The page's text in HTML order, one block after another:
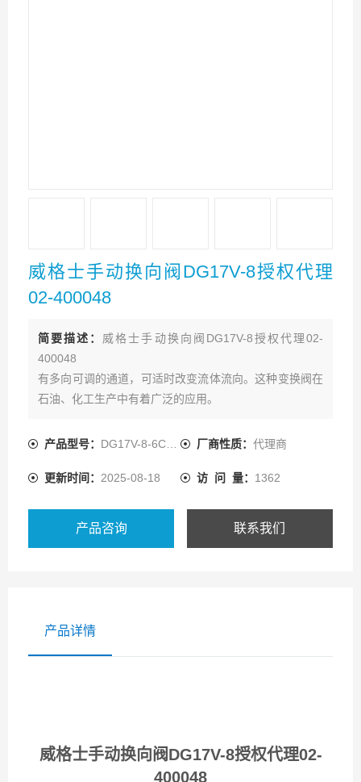
威格士手动换向阀DG17V-8授权代理
02-400048
简要描述： 威格士手动换向阀DG17V-8授权代理02-
400048
有多向可调的通道，可适时改变流体流向。这种变换阀在
石油、化工生产中有着广泛的应用。
产品型号： DG17V-8-6C-10 厂商性质： 代理商
更新时间： 2025-08-18 访 问 量： 1362
产品咨询 联系我们
产品详情
威格士手动换向阀DG17V-8授权代理02-
400048